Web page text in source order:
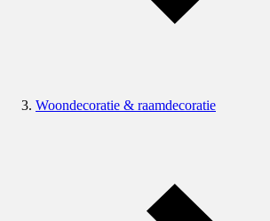
Woondecoratie & raamdecoratie